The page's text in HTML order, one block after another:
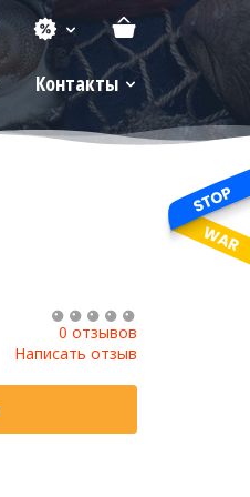
Контакты
0 отзывов
Написать отзыв